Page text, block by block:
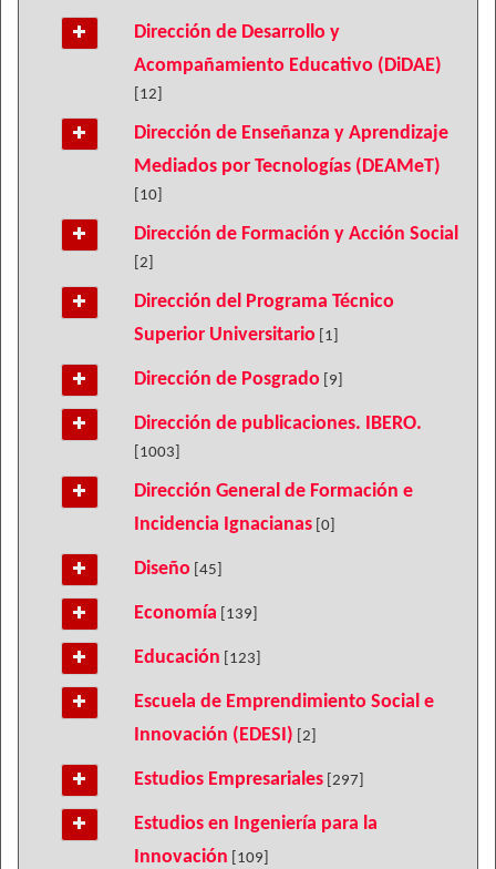
Dirección de Desarrollo y
Acompañamiento Educativo (DiDAE)
[12]
Dirección de Enseñanza y Aprendizaje
Mediados por Tecnologías (DEAMeT)
[10]
Dirección de Formación y Acción Social
[2]
Dirección del Programa Técnico
Superior Universitario [1]
Dirección de Posgrado [9]
Dirección de publicaciones. IBERO.
[1003]
Dirección General de Formación e
Incidencia Ignacianas [0]
Diseño [45]
Economía [139]
Educación [123]
Escuela de Emprendimiento Social e
Innovación (EDESI) [2]
Estudios Empresariales [297]
Estudios en Ingeniería para la
Innovación [109]